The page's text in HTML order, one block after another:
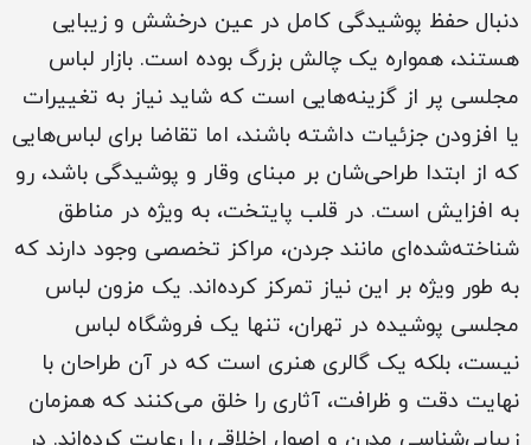
دنبال حفظ پوشیدگی کامل در عین درخشش و زیبایی
هستند، همواره یک چالش بزرگ بوده است. بازار لباس
مجلسی پر از گزینه‌هایی است که شاید نیاز به تغییرات
یا افزودن جزئیات داشته باشند، اما تقاضا برای لباس‌هایی
که از ابتدا طراحی‌شان بر مبنای وقار و پوشیدگی باشد، رو
به افزایش است. در قلب پایتخت، به ویژه در مناطق
شناخته‌شده‌ای مانند جردن، مراکز تخصصی وجود دارند که
به طور ویژه بر این نیاز تمرکز کرده‌اند. یک مزون لباس
مجلسی پوشیده در تهران، تنها یک فروشگاه لباس
نیست، بلکه یک گالری هنری است که در آن طراحان با
نهایت دقت و ظرافت، آثاری را خلق می‌کنند که همزمان